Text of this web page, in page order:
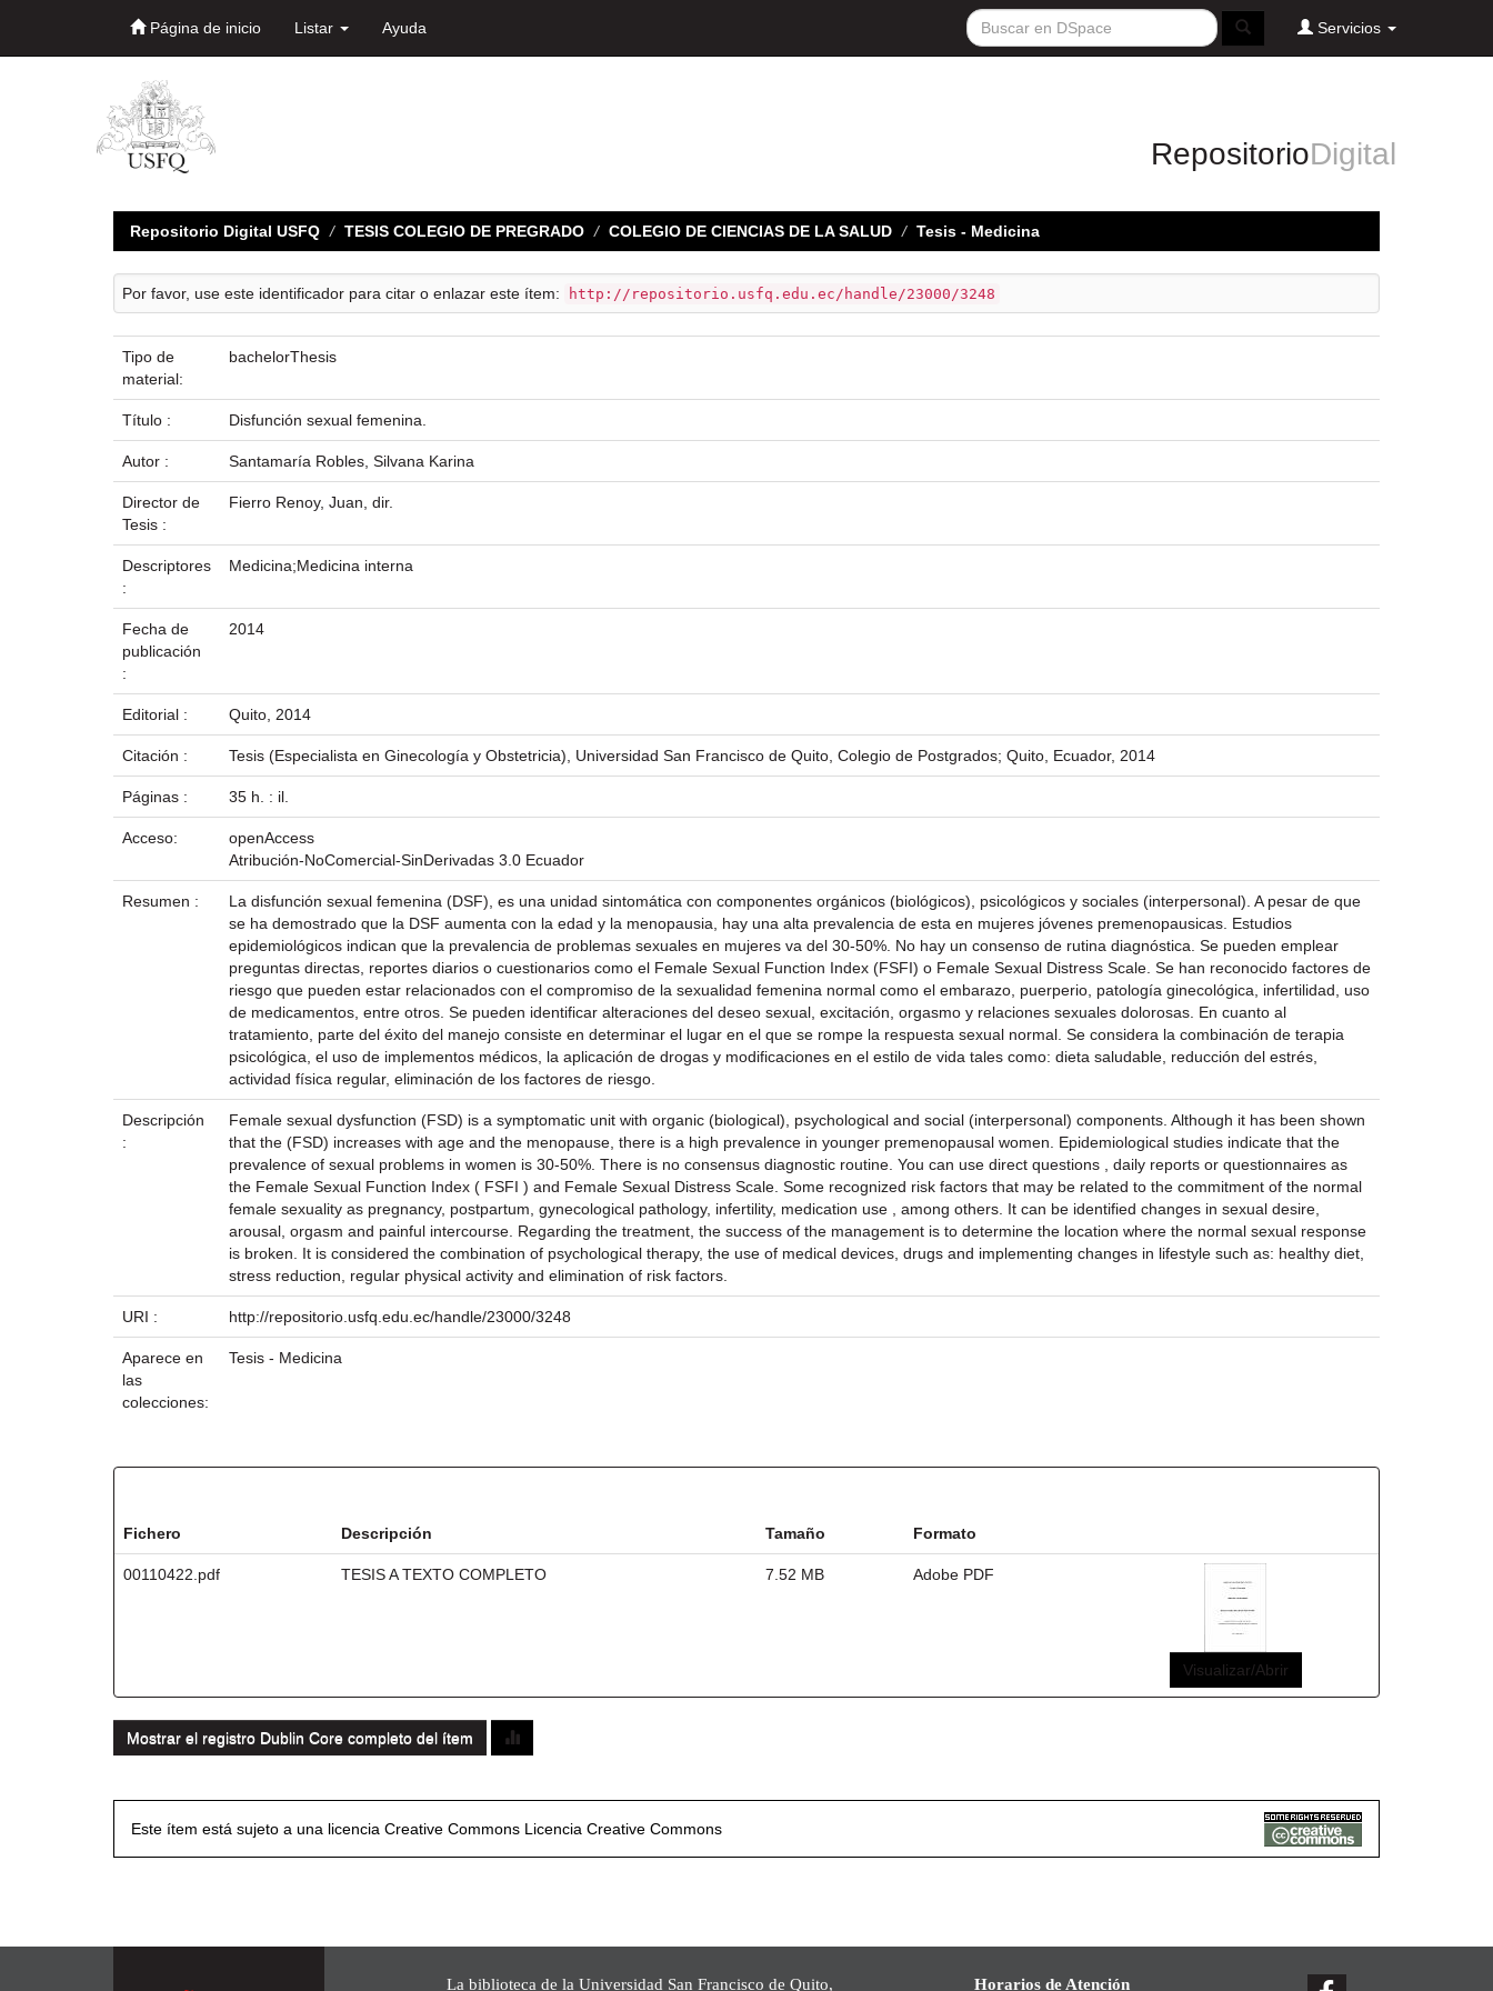
Página de inicio Listar Ayuda Servicios
RepositorioDigital
Repositorio Digital USFQ TESIS COLEGIO DE PREGRADO COLEGIO DE CIENCIAS DE LA SALUD Tesis - Medicina
Por favor, use este identificador para citar o enlazar este ítem: http://repositorio.usfq.edu.ec/handle/23000/3248
Tipo de
material:
bachelorThesis
Título : Disfunción sexual femenina.
Autor : Santamaría Robles, Silvana Karina
Director de
Tesis :
Fierro Renoy, Juan, dir.
Descriptores
:
Medicina;Medicina interna
Fecha de
publicación
:
2014
Editorial : Quito, 2014
Citación : Tesis (Especialista en Ginecología y Obstetricia), Universidad San Francisco de Quito, Colegio de Postgrados; Quito, Ecuador, 2014
Páginas : 35 h. : il.
Acceso:
openAccess
Atribución-NoComercial-SinDerivadas 3.0 Ecuador
Resumen :
La disfunción sexual femenina (DSF), es una unidad sintomática con componentes orgánicos (biológicos), psicológicos y sociales (interpersonal). A pesar de que
se ha demostrado que la DSF aumenta con la edad y la menopausia, hay una alta prevalencia de esta en mujeres jóvenes premenopausicas. Estudios
epidemiológicos indican que la prevalencia de problemas sexuales en mujeres va del 30-50%. No hay un consenso de rutina diagnóstica. Se pueden emplear
preguntas directas, reportes diarios o cuestionarios como el Female Sexual Function Index (FSFI) o Female Sexual Distress Scale. Se han reconocido factores de
riesgo que pueden estar relacionados con el compromiso de la sexualidad femenina normal como el embarazo, puerperio, patología ginecológica, infertilidad, uso
de medicamentos, entre otros. Se pueden identificar alteraciones del deseo sexual, excitación, orgasmo y relaciones sexuales dolorosas. En cuanto al
tratamiento, parte del éxito del manejo consiste en determinar el lugar en el que se rompe la respuesta sexual normal. Se considera la combinación de terapia
psicológica, el uso de implementos médicos, la aplicación de drogas y modificaciones en el estilo de vida tales como: dieta saludable, reducción del estrés,
actividad física regular, eliminación de los factores de riesgo.
Descripción
:
Female sexual dysfunction (FSD) is a symptomatic unit with organic (biological), psychological and social (interpersonal) components. Although it has been shown
that the (FSD) increases with age and the menopause, there is a high prevalence in younger premenopausal women. Epidemiological studies indicate that the
prevalence of sexual problems in women is 30-50%. There is no consensus diagnostic routine. You can use direct questions , daily reports or questionnaires as
the Female Sexual Function Index ( FSFI ) and Female Sexual Distress Scale. Some recognized risk factors that may be related to the commitment of the normal
female sexuality as pregnancy, postpartum, gynecological pathology, infertility, medication use , among others. It can be identified changes in sexual desire,
arousal, orgasm and painful intercourse. Regarding the treatment, the success of the management is to determine the location where the normal sexual response
is broken. It is considered the combination of psychological therapy, the use of medical devices, drugs and implementing changes in lifestyle such as: healthy diet,
stress reduction, regular physical activity and elimination of risk factors.
URI : http://repositorio.usfq.edu.ec/handle/23000/3248
Aparece en
las
colecciones:
Tesis - Medicina
Fichero Descripción Tamaño Formato
00110422.pdf TESIS A TEXTO COMPLETO 7.52 MB Adobe PDF
Visualizar/Abrir
Mostrar el registro Dublin Core completo del ítem
Este ítem está sujeto a una licencia Creative Commons Licencia Creative Commons
La biblioteca de la Universidad San Francisco de Quito, Horarios de Atención